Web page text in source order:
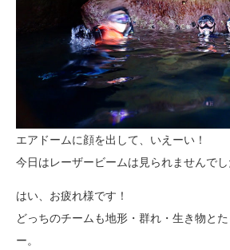
エアドームに顔を出して、いえーい！
今日はレーザービームは見られませんで
はい、お疲れ様です！
どっちのチームも地形・群れ・生き物と
ー。